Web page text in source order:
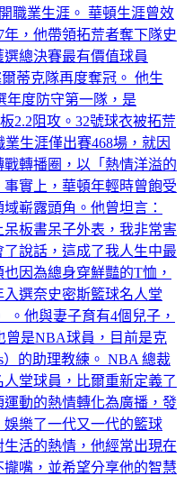
入NBA，加入波特蘭拓荒
職業生涯。 華頓生涯曾效
，他帶領拓荒者奪下隊史
選總決賽最有價值球員
蒂克隊再度奪冠。 他生
年度防守第一隊，是
2.2阻攻。32號球衣被拓荒
生涯僅出賽468場，就因
轉播圈，以「熱情洋溢的
實上，華頓年輕時曾飽受
域嶄露頭角。他曾坦言：
板書呆子外表，我非常害
說話，這成了我人生中最
因為總身穿鮮豔的T恤，
入選奈史密斯籃球名人堂
。他與妻子育有4個兒子，
曾是NBA球員，目前是克
）的助理教練。 NBA 總裁
堂球員，比爾重新定義了
動的熱情轉化為廣播，發
樂了一代又一代的籃球
活的熱情，他經常出現在
嘴，並希望分享他的智慧